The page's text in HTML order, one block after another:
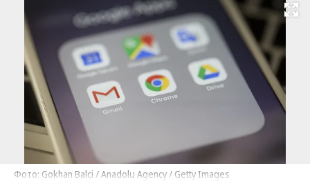
Развернуть
Фото: Gokhan Balci / Anadolu Agency / Getty Images